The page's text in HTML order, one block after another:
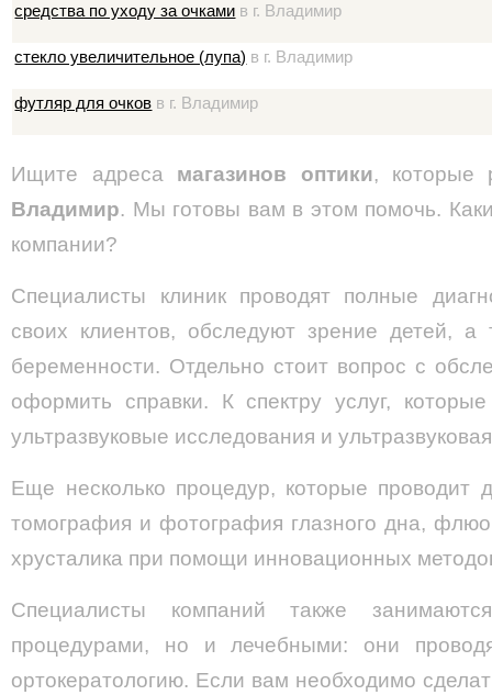
средства по уходу за очками в г. Владимир
стекло увеличительное (лупа) в г. Владимир
футляр для очков в г. Владимир
Ищите адреса магазинов оптики, которые
Владимир. Мы готовы вам в этом помочь.
компании?
Специалисты клиник проводят полные
своих клиентов, обследуют зрение детей, а
беременности. Отдельно стоит вопрос с
оформить справки. К спектру услуг,
ультразвуковые исследования и
Еще несколько процедур, которые проводит
томография и фотография глазного дна,
хрусталика при помощи инновационных
Специалисты компаний также
процедурами, но и лечебными: они
ортокератологию. Если вам необходимо